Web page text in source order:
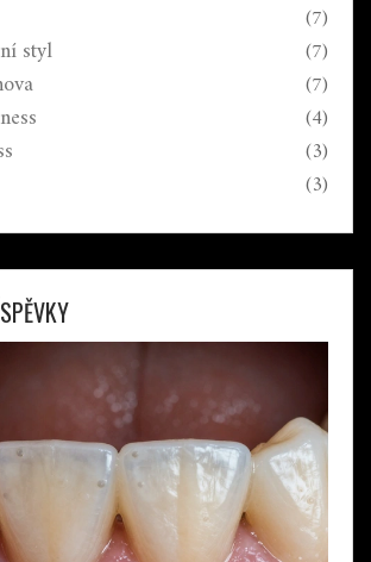
(7)
styl (7)
(7)
(4)
(3)
(3)